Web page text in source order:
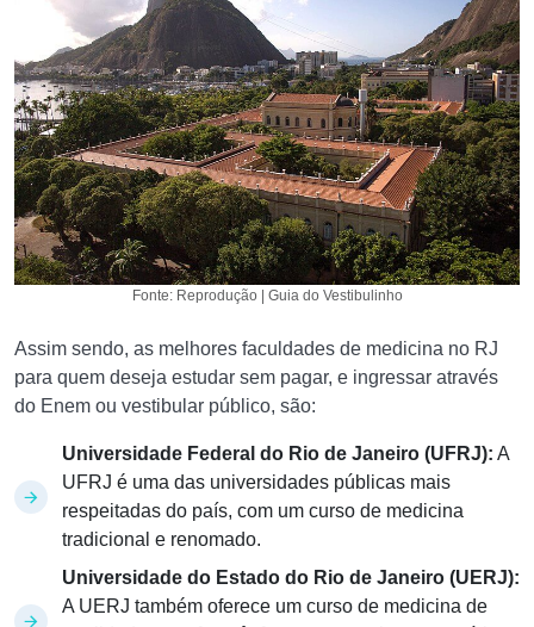
Fonte: Reprodução | Guia do Vestibulinho
Assim sendo, as melhores faculdades de medicina no RJ
para quem deseja estudar sem pagar, e ingressar através
do Enem ou vestibular público, são:
Universidade Federal do Rio de Janeiro (UFRJ): A
UFRJ é uma das universidades públicas mais
respeitadas do país, com um curso de medicina
tradicional e renomado.
Universidade do Estado do Rio de Janeiro (UERJ):
A UERJ também oferece um curso de medicina de